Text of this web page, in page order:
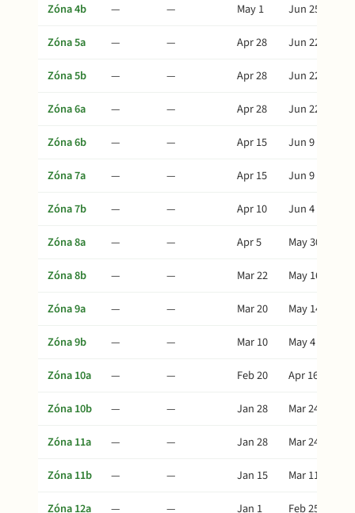
Zóna 4b
— — May 1
Jun 25
Zóna 5a
— — Apr 28
Jun 22
Zóna 5b
— — Apr 28
Jun 22
Zóna 6a
— — Apr 28
Jun 22
Zóna 6b
— — Apr 15
Jun 9
Zóna 7a
— — Apr 15
Jun 9
Zóna 7b
— — Apr 10
Jun 4
Zóna 8a
— — Apr 5
May 30
Zóna 8b
— — Mar 22
May 16
Zóna 9a
— — Mar 20
May 14
Zóna 9b
— — Mar 10
May 4
Zóna 10a
— — Feb 20
Apr 16
Zóna 10b
— — Jan 28
Mar 24
Zóna 11a
— — Jan 28
Mar 24
Zóna 11b
— — Jan 15
Mar 11
Zóna 12a
— — Jan 1 Feb 25